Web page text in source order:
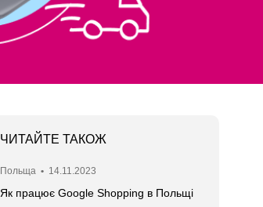
ЧИТАЙТЕ ТАКОЖ
Польща • 14.11.2023
Як працює Google Shopping в Польщі